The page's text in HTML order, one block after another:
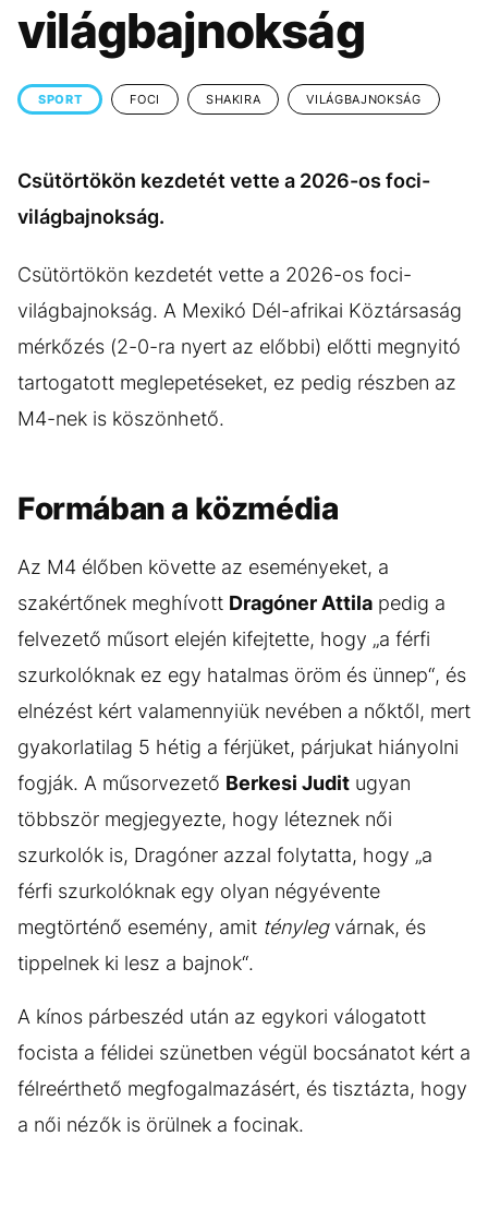
KÖZÉLET UTAZÁS
ÉLETMÓD DESIGN
BESZÉLGETÉSEK ARCOK
GASZTRO
világbajnokság
SPORT FOCI SHAKIRA VILÁGBAJNOKSÁG
Csütörtökön kezdetét vette a 2026-os foci-
világbajnokság.
Csütörtökön kezdetét vette a 2026-os foci-
világbajnokság. A Mexikó Dél-afrikai Köztársaság
mérkőzés (2-0-ra nyert az előbbi) előtti megnyitó
tartogatott meglepetéseket, ez pedig részben az
M4-nek is köszönhető.
Formában a közmédia
Az M4 élőben követte az eseményeket, a
szakértőnek meghívott Dragóner Attila pedig a
felvezető műsort elején kifejtette, hogy „a férfi
szurkolóknak ez egy hatalmas öröm és ünnep“, és
elnézést kért valamennyiük nevében a nőktől, mert
gyakorlatilag 5 hétig a férjüket, párjukat hiányolni
fogják. A műsorvezető Berkesi Judit ugyan
többször megjegyezte, hogy léteznek női
szurkolók is, Dragóner azzal folytatta, hogy „a
férfi szurkolóknak egy olyan négyévente
megtörténő esemény, amit ténylegvárnak, és
tippelnek ki lesz a bajnok“.
A kínos párbeszéd után az egykori válogatott
focista a félidei szünetben végül bocsánatot kért a
félreérthető megfogalmazásért, és tisztázta, hogy
a női nézők is örülnek a focinak.